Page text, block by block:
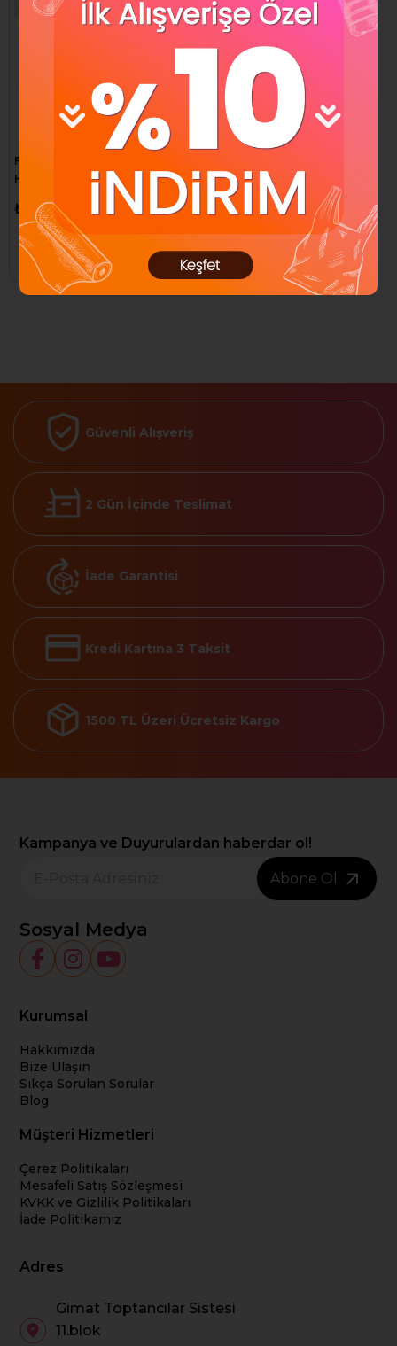
FLORA SOFT LALE
HAMARAT FARAŞ F341
₺125,85
Sepete Ekle
Güvenli Alışveriş
2 Gün İçinde Teslimat
İade Garantisi
Kredi Kartına 3 Taksit
1500 TL Üzeri Ücretsiz Kargo
Kampanya ve Duyurulardan haberdar ol!
Abone Ol
Sosyal Medya
Kurumsal
Hakkımızda
Bize Ulaşın
Sıkça Sorulan Sorular
Blog
Müşteri Hizmetleri
Çerez Politikaları
Mesafeli Satış Sözleşmesi
KVKK ve Gizlilik Politikaları
İade Politikamız
Adres
Gimat Toptancılar Sistesi
11.blok